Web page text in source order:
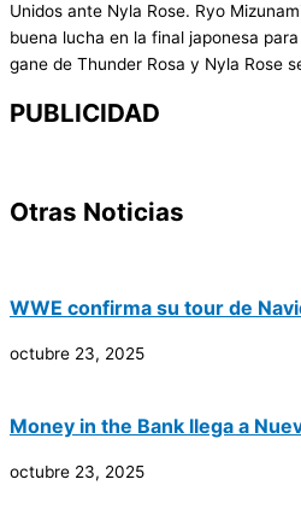
Unidos ante Nyla Rose. Ryo
buena lucha en la final japonesa
gane de Thunder Rosa y Nyla Rose
PUBLICIDAD
Otras Noticias
WWE confirma su tour de
octubre 23, 2025
Money in the Bank llega a
octubre 23, 2025